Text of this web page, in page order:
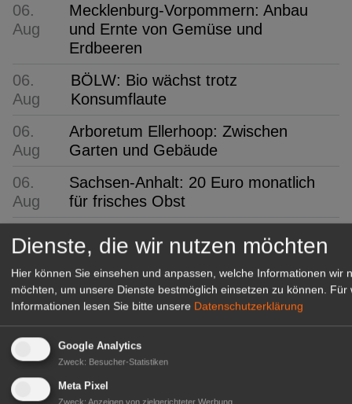
06.
Aug
Mecklenburg-Vorpommern: Anbau
und Ernte von Gemüse und
Erdbeeren
06.
Aug
BÖLW: Bio wächst trotz
Konsumflaute
06.
Aug
Arboretum Ellerhoop: Zwischen
Garten und Gebäude
06.
Aug
Sachsen-Anhalt: 20 Euro monatlich
für frisches Obst
GABOT Top-Jobs
Dienste, die wir nutzen möchten
Hier können Sie einsehen und anpassen, welche Informationen wir
möchten, um unsere Dienste bestmöglich einsetzen zu können.
Für
Informationen lesen Sie bitte unsere Datenschutzerklärung
Google Analytics
Zweck: Besucher-Statistiken
Meta Pixel
Zweck: Anzeigen von zielgerichteter Werbung